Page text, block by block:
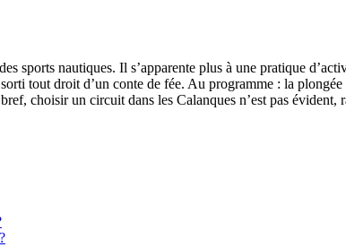
sports nautiques. Il s’apparente plus à une pratique
tout droit d’un conte de fée. Au programme : la
choisir un circuit dans les Calanques n’est pas